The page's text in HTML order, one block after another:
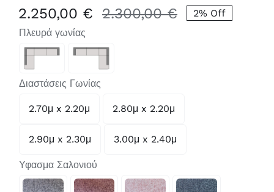
2.300,00€Original
2.250,00 €
Η
2% Off
Πλευρά γωνίας
Διαστάσεις Γωνίας
2.70μ x 2.20μ 2.80μ x 2.20μ
2.90μ x 2.30μ 3.00μ x 2.40μ
Υφασμα Σαλονιού